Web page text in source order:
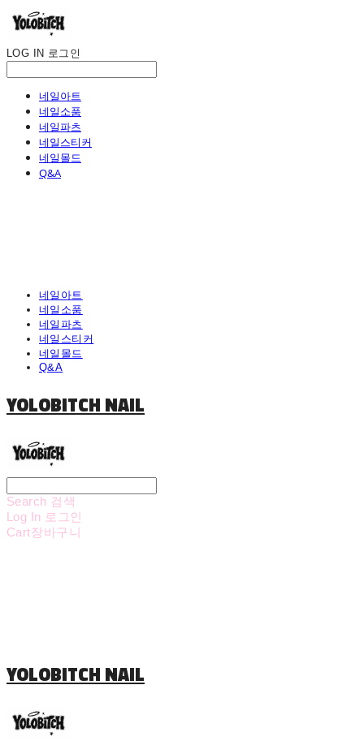
LOG IN 로그인
네일아트
네일소품
네일파츠
네일스티커
네일몰드
Q&A
네일아트
네일소품
네일파츠
네일스티커
네일몰드
Q&A
YOLOBITCH NAIL
Search 검색
Log In 로그인
Cart장바구니
YOLOBITCH NAIL